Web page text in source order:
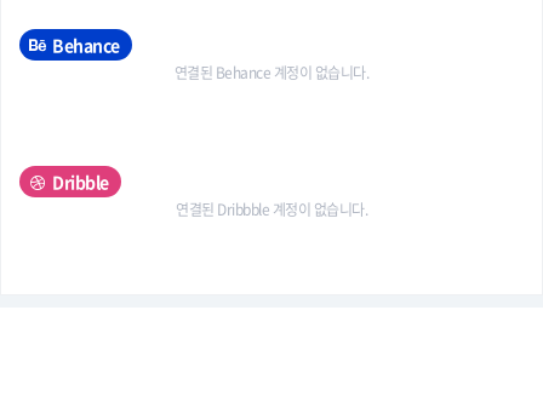
Behance
연결된 Behance 계정이 없습니다.
Dribble
연결된 Dribbble 계정이 없습니다.